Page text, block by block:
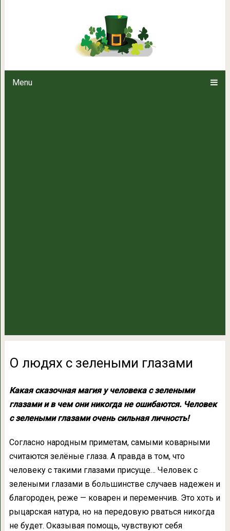
Menu
О людях с зелеными глазами
Какая сказочная магия у человека с зелеными
глазами и в чем они никогда не ошибаются. Человек
с зелеными глазами очень сильная личность!
Согласно народным приметам, самыми коварными
считаются зелёные глаза. А правда в том, что
человеку с такими глазами присуще… Человек с
зелеными глазами в большинстве случаев надежен и
благороден, реже — коварен и переменчив. Это хоть и
рыцарская натура, но на передовую рваться никогда
не будет. Оказывая помощь, чувствуют себя